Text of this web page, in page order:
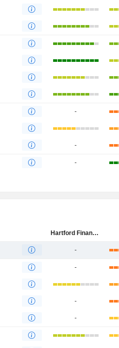
-
-
-
Hartford Financial Services Group (The), Inc.
-
-
-
-